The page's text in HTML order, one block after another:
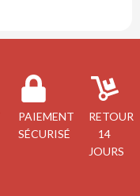
PAIEMENT
SÉCURISÉ
RETOUR
14
JOURS